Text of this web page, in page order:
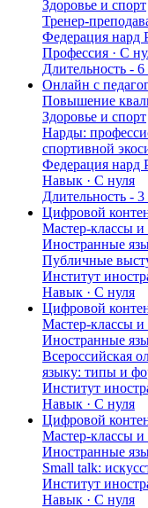
Здоровье и спорт
Тренер-
Федерация нард
Профессия · C
Длительность - 6
Онлайн с
Повышение
Здоровье и спорт
Нарды:
спортивной
Федерация нард
Навык · C нуля
Длительность - 3
Цифровой
Мастер-классы
Иностранные
Публичные
Институт
Навык · C нуля
Цифровой
Мастер-классы
Иностранные
Всероссийская
языку: типы и
Институт
Навык · C нуля
Цифровой
Мастер-классы
Иностранные
Small talk:
Институт
Навык · C нуля